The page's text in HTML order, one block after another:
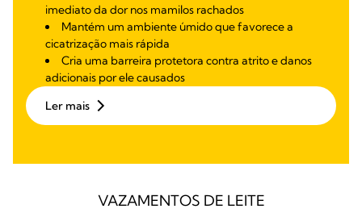
imediato da dor nos mamilos rachados
Mantém um ambiente úmido que favorece a
cicatrização mais rápida
Cria uma barreira protetora contra atrito e danos
adicionais por ele causados
Ler mais
VAZAMENTOS DE LEITE